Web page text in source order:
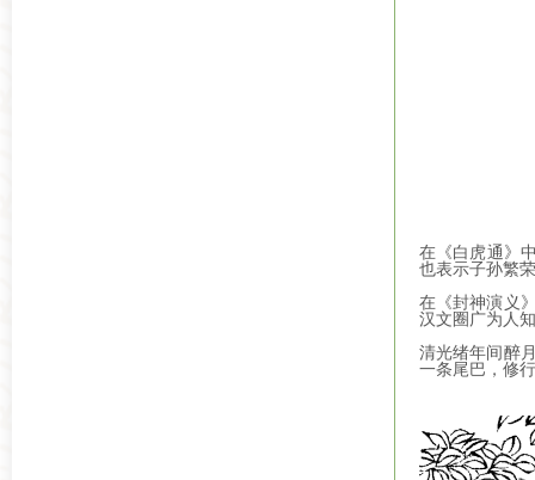
在《白虎通》
也表示子孙繁
在《封神演义
汉文圈广为人
清光绪年间醉
一条尾巴，修